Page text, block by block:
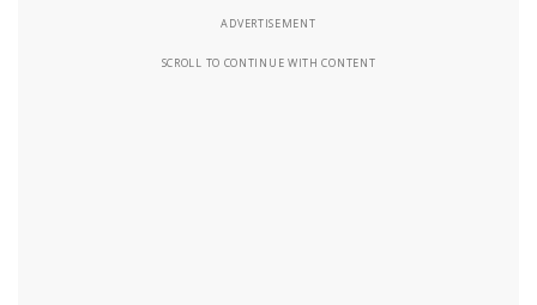
ADVERTISEMENT
SCROLL TO CONTINUE WITH CONTENT